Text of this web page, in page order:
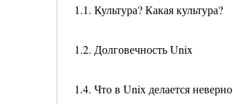
1.1. Культура? Какая культура?
1.2. Долговечность Unix
1.4. Что в Unix делается неверно